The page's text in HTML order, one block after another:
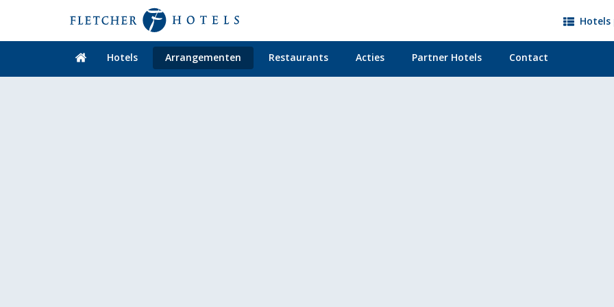
Hotels
Hotels Arrangementen Restaurants Acties Partner Hotels Contact